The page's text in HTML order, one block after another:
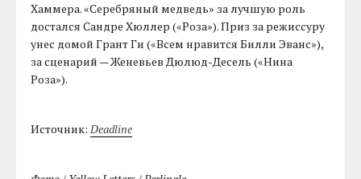
Хаммера. «Серебряный медведь» за лучшую роль
достался Сандре Хюллер («Роза»). Приз за режиссуру
унес домой Грант Ги («Всем нравится Билли Эванс»),
за сценарий — Женевьев Дюлюд-Десель («Нина
Роза»).
Источник:Deadline